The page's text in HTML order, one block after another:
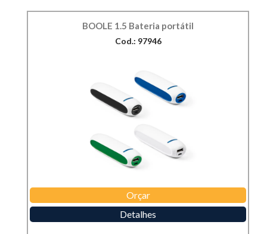
BOOLE 1.5 Bateria portátil
Cod.: 97946
Orçar
Detalhes